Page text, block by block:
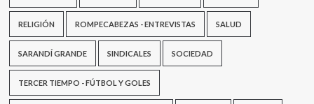
RELIGIÓN ROMPECABEZAS - ENTREVISTAS SALUD
SARANDÍ GRANDE SINDICALES SOCIEDAD
TERCER TIEMPO - FÚTBOL Y GOLES